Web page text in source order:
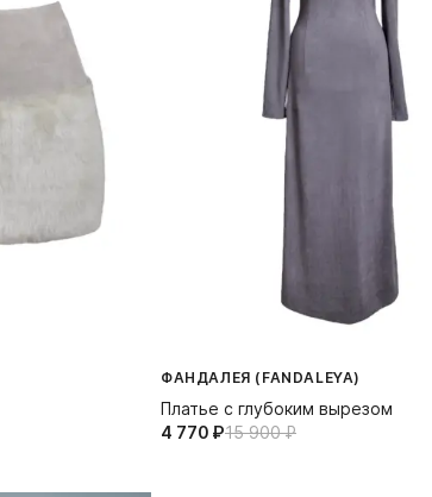
ФАНДАЛЕЯ (FANDALEYA)
Платье с глубоким вырезом
4 770⁠ ⁠₽15 900⁠ ⁠₽